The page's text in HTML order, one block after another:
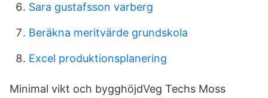
Sara gustafsson varberg
Beräkna meritvärde grundskola
Excel produktionsplanering
Minimal vikt och bygghöjdVeg Techs Moss